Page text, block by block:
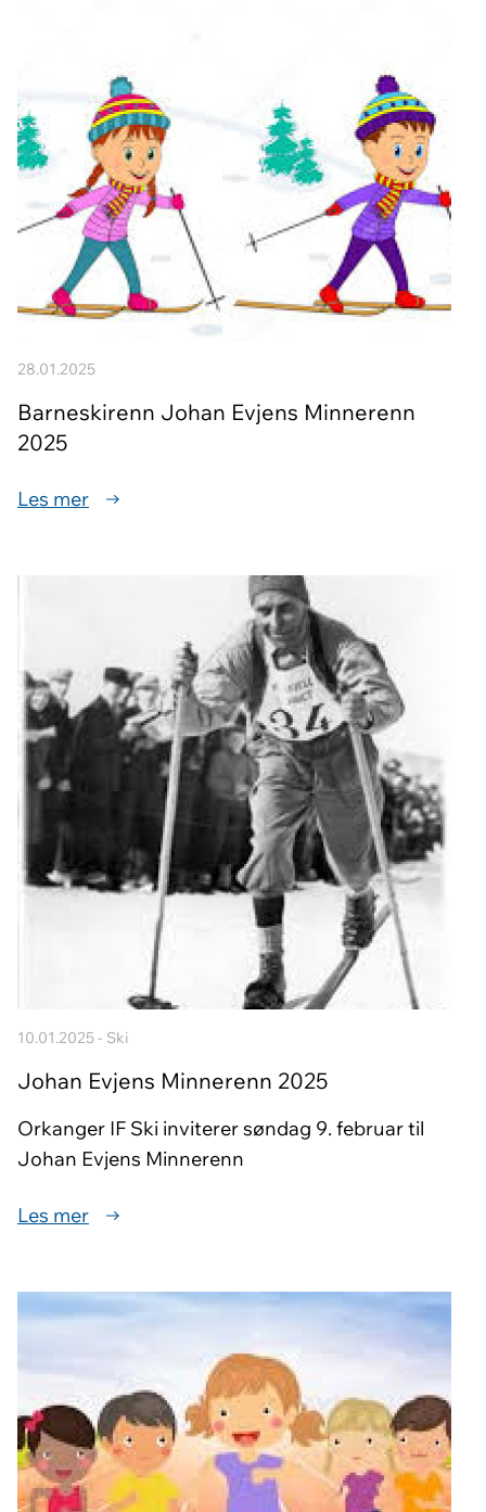
28.01.2025
Barneskirenn Johan Evjens Minnerenn
2025
Les mer
10.01.2025 - Ski
Johan Evjens Minnerenn 2025
Orkanger IF Ski inviterer søndag 9. februar til
Johan Evjens Minnerenn
Les mer